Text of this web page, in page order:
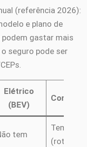
(referência 2026):
e plano de
podem gastar mais
seguro pode ser
Elétrico
(BEV)
tem
Tem
(rotina)